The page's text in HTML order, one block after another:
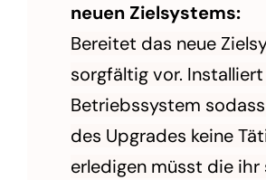
neuen Zielsystems:
Bereitet das neue
sorgfältig vor.
Betriebssystem
des Upgrades keine
erledigen müsst die ihr